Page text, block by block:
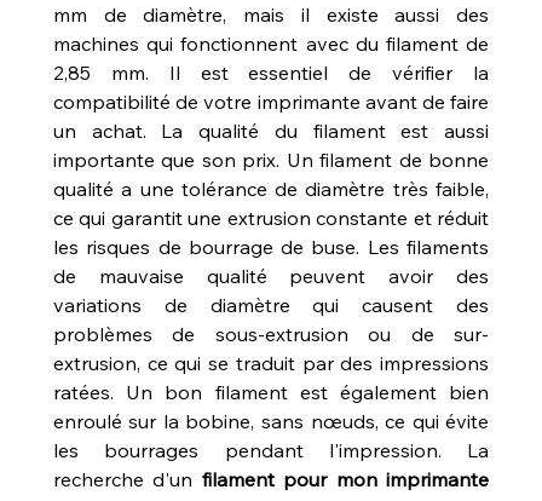
mm de diamètre, mais il existe aussi des
machines qui fonctionnent avec du filament de
2,85 mm. Il est essentiel de vérifier la
compatibilité de votre imprimante avant de faire
un achat. La qualité du filament est aussi
importante que son prix. Un filament de bonne
qualité a une tolérance de diamètre très faible,
ce qui garantit une extrusion constante et réduit
les risques de bourrage de buse. Les filaments
de mauvaise qualité peuvent avoir des
variations de diamètre qui causent des
problèmes de sous-extrusion ou de sur-
extrusion, ce qui se traduit par des impressions
ratées. Un bon filament est également bien
enroulé sur la bobine, sans nœuds, ce qui évite
les bourrages pendant l'impression. La
recherche d'un filament pour mon imprimante